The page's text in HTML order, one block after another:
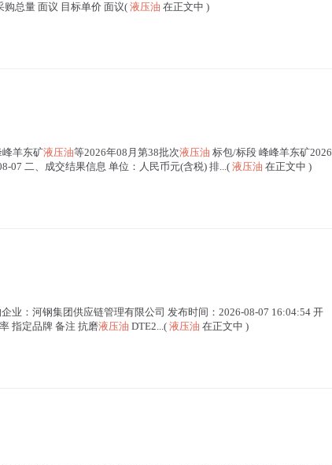
购总量 面议 目标单价 面议( 液压油 在正文中 )
峰羊东矿液压油等2026年08月第38批次液压油 标包/标段 峰峰羊东矿2026
07 二、成交结果信息 单位：人民币元(含税) 排...( 液压油 在正文中 )
业：河钢集团供应链管理有限公司 发布时间：2026-08-07 16:04:54 开
指定品牌 备注 抗磨液压油 DTE2...( 液压油 在正文中 )